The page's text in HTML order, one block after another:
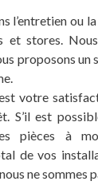
l’entretien ou
et stores.
proposons
votre
S’il est
pièces à
de vos
ne sommes